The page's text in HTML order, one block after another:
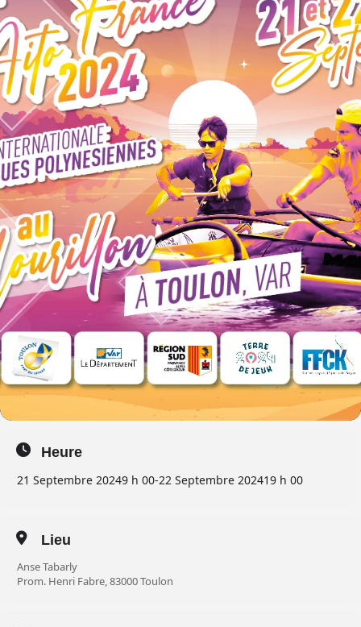
Heure
21 Septembre 20249 h 00-22 Septembre 202419 h 00
Lieu
Anse Tabarly
Prom. Henri Fabre, 83000 Toulon